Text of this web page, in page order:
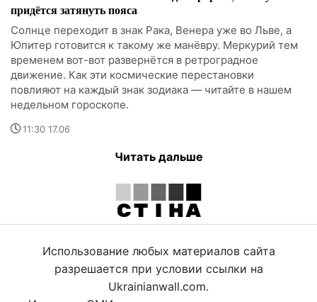
придётся затянуть пояса
Солнце переходит в знак Рака, Венера уже во Льве, а
Юпитер готовится к такому же манёвру. Меркурий тем
временем вот-вот развернётся в ретроградное
движение. Как эти космические перестановки
повлияют на каждый знак зодиака — читайте в нашем
недельном гороскопе.
11:30 17.06
Читать дальше
Использование любых материалов сайта
разрешается при условии ссылки на
Ukrainianwall.com.